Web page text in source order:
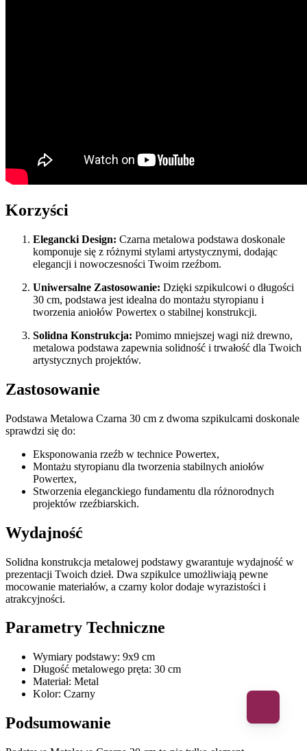
Korzyści
Elegancki Design: Czarna metalowa podstawa doskonale
komponuje się z różnymi stylami artystycznymi, dodając
elegancji i nowoczesności Twoim rzeźbom.
Uniwersalne Zastosowanie: Dzięki szpikulcowi o długości
30 cm, podstawa jest idealna do montażu styropianu i
tworzenia aniołów Powertex o stabilnej konstrukcji.
Solidna Konstrukcja: Pomimo mniejszej wagi niż drewno,
metalowa podstawa zapewnia solidność i trwałość dla Twoich
artystycznych projektów.
Zastosowanie
Podstawa Metalowa Czarna 30 cm z dwoma szpikulcami doskonale
sprawdzi się do:
Eksponowania rzeźb w technice Powertex,
Montażu styropianu dla tworzenia stabilnych aniołów
Powertex,
Stworzenia eleganckiego fundamentu dla różnorodnych
projektów rzeźbiarskich.
Wydajność
Solidna konstrukcja metalowej podstawy gwarantuje wydajność w
prezentacji Twoich dzieł. Dwa szpikulce umożliwiają pewne
mocowanie materiałów, a czarny kolor dodaje wyrazistości i
atrakcyjności.
Parametry Techniczne
Wymiary podstawy: 9x9 cm
Długość metalowego pręta: 30 cm
Materiał: Metal
Kolor: Czarny
Podsumowanie